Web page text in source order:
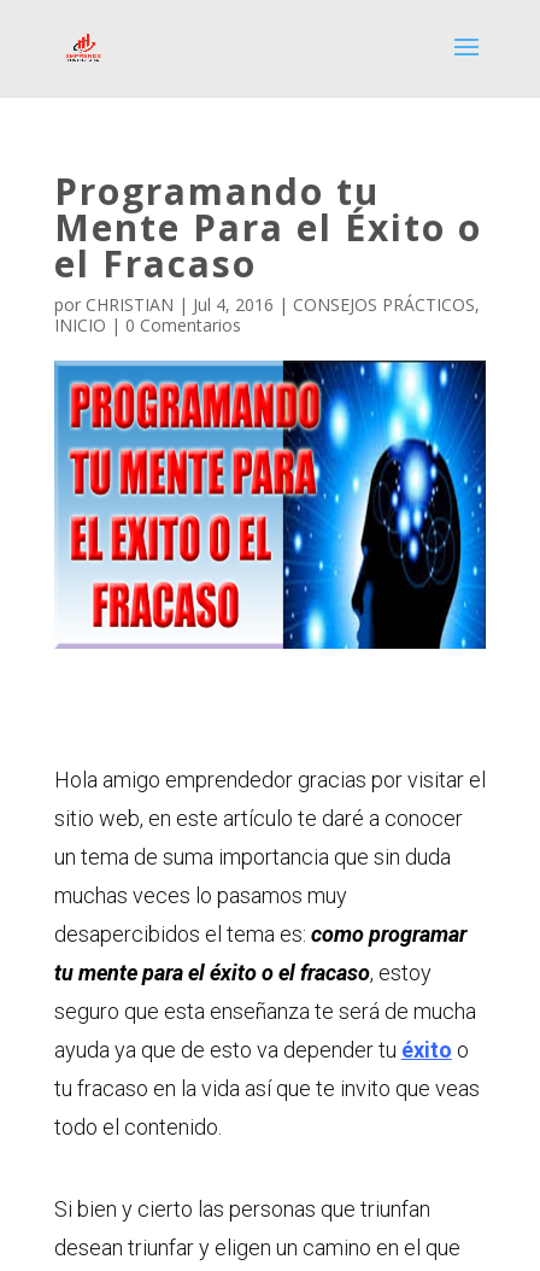
Programando tu
Mente Para el Éxito o
el Fracaso
por CHRISTIAN | Jul 4, 2016 | CONSEJOS PRÁCTICOS,
INICIO | 0 Comentarios
Hola amigo emprendedor gracias por visitar el
sitio web, en este artículo te daré a conocer
un tema de suma importancia que sin duda
muchas veces lo pasamos muy
desapercibidos el tema es: como programar
tu mente para el éxito o el fracaso, estoy
seguro que esta enseñanza te será de mucha
ayuda ya que de esto va depender tu éxito o
tu fracaso en la vida así que te invito que veas
todo el contenido.
Si bien y cierto las personas que triunfan
desean triunfar y eligen un camino en el que